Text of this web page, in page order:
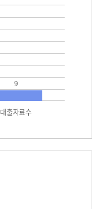
대출자료수
9